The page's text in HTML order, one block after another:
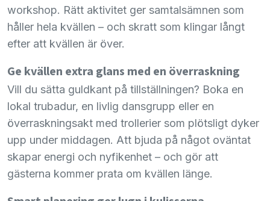
workshop. Rätt aktivitet ger samtalsämnen som
håller hela kvällen – och skratt som klingar långt
efter att kvällen är över.
Ge kvällen extra glans med en överraskning
Vill du sätta guldkant på tillställningen? Boka en
lokal trubadur, en livlig dansgrupp eller en
överraskningsakt med trollerier som plötsligt dyker
upp under middagen. Att bjuda på något oväntat
skapar energi och nyfikenhet – och gör att
gästerna kommer prata om kvällen länge.